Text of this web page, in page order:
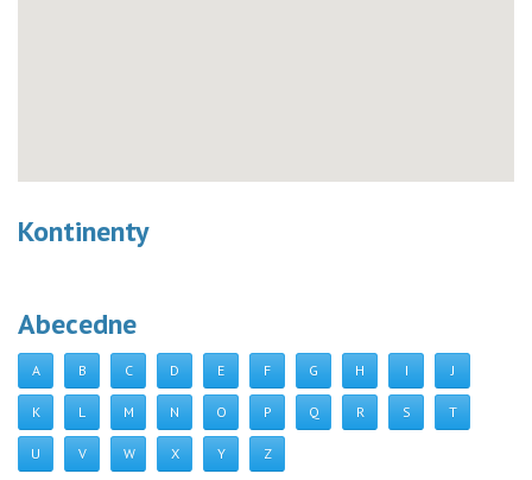
Kontinenty
Abecedne
A B C D E F G H I J
K L M N O P Q R S T
U V W X Y Z